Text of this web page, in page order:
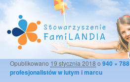
Opublikowano 19 stycznia 2018 o 940 × 788
profesjonalistów w lutym i marcu